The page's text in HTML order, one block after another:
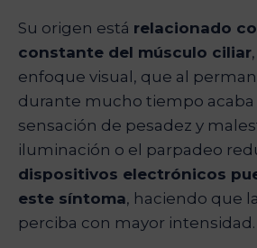
Su origen está relacionado
constante del músculo ciliar
enfoque visual, que al
durante mucho tiempo
sensación de pesadez y
iluminación o el parpadeo
dispositivos electrónicos
este síntoma, haciendo que
perciba con mayor intensidad.